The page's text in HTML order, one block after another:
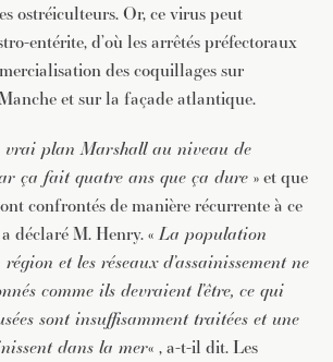
ostréiculteurs. Or, ce virus peut
entérite, d’où les arrêtés préfectoraux
des coquillages sur
et sur la façade atlantique.
vrai plan Marshall au niveau de
ça fait quatre ans que ça dure » et que
confrontés de manière récurrente à ce
déclaré M. Henry. «La population
et les réseaux d’assainissement ne
comme ils devraient l’être, ce qui
sont insuffisamment traitées et une
dans la mer« , a-t-il dit. Les